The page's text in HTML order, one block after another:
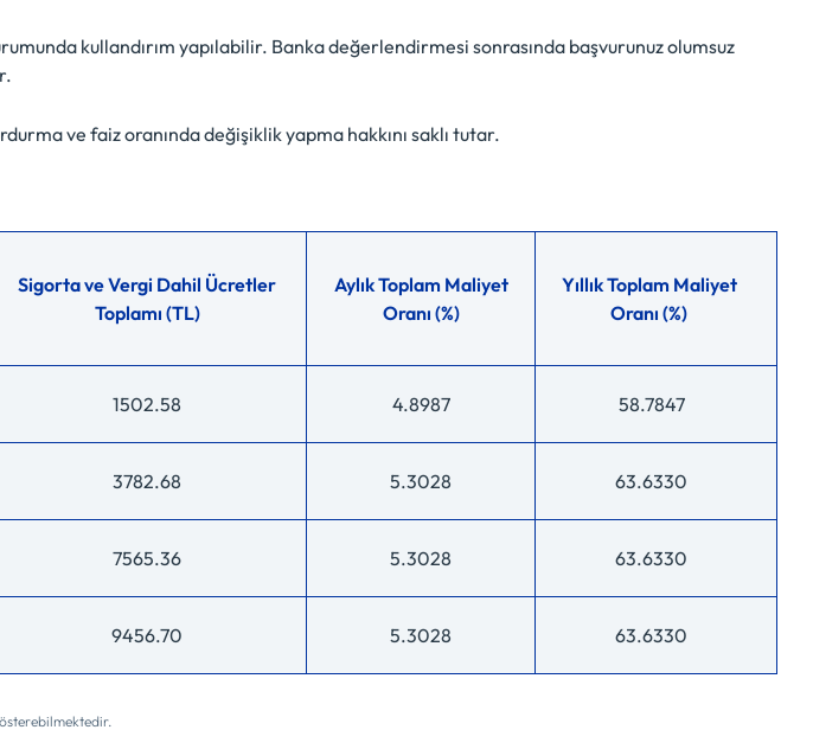
kullandırım yapılabilir. Banka değerlendirmesi sonrasında başvurunuz olumsuz
ve faiz oranında değişiklik yapma hakkını saklı tutar.
Sigorta ve Vergi Dahil Ücretler
Toplamı (TL)
Aylık Toplam Maliyet
Oranı (%)
Yıllık Toplam Maliyet
Oranı (%)
1502.58 4.8987 58.7847
3782.68 5.3028 63.6330
7565.36 5.3028 63.6330
9456.70 5.3028 63.6330